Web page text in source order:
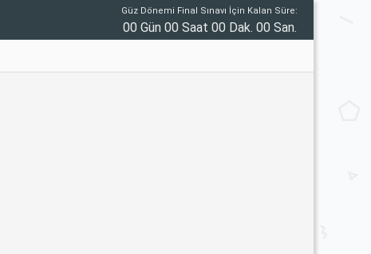
Güz Dönemi Final Sınavı İçin Kalan Süre:
00 Gün 00 Saat 00 Dak. 00 San.